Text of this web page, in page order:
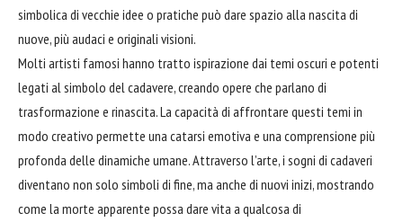
simbolica di vecchie idee o pratiche può dare spazio alla nascita di
nuove, più audaci e originali visioni.
Molti artisti famosi hanno tratto ispirazione dai temi oscuri e potenti
legati al simbolo del cadavere, creando opere che parlano di
trasformazione e rinascita. La capacità di affrontare questi temi in
modo creativo permette una catarsi emotiva e una comprensione più
profonda delle dinamiche umane. Attraverso l’arte, i sogni di cadaveri
diventano non solo simboli di fine, ma anche di nuovi inizi, mostrando
come la morte apparente possa dare vita a qualcosa di